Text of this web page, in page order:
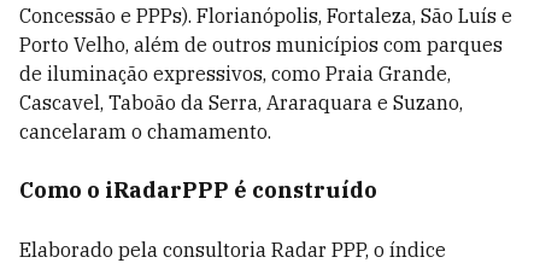
Concessão e PPPs). Florianópolis, Fortaleza, São Luís e
Porto Velho, além de outros municípios com parques
de iluminação expressivos, como Praia Grande,
Cascavel, Taboão da Serra, Araraquara e Suzano,
cancelaram o chamamento.
Como o iRadarPPP é construído
Elaborado pela consultoria Radar PPP, o índice